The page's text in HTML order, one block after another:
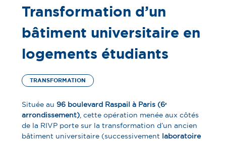
Transformation d’un
bâtiment universitaire en
logements étudiants
TRANSFORMATION
Située au 96 boulevard Raspail à Paris (6ᵉ
arrondissement) , cette opération menée aux côtés
de la RIVP porte sur la transformation d’un ancien
bâtiment universitaire (successivement laboratoire